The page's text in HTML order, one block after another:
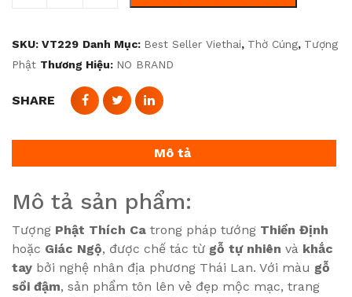
SKU: VT229 Danh Mục: Best Seller Viethai, Thờ Cúng, Tượng
Phật Thương Hiệu: NO BRAND
SHARE
Mô tả
Mô tả sản phẩm:
Tượng Phật Thích Ca trong pháp tướng Thiền Định
hoặc Giác Ngộ, được chế tác từ gỗ tự nhiên và khắc
tay bởi nghệ nhân địa phương Thái Lan. Với màu gỗ
sồi đậm, sản phẩm tôn lên vẻ đẹp mộc mạc, trang